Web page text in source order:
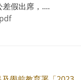
假出席，....